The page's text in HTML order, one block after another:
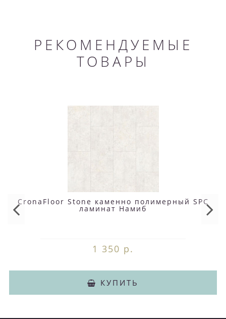
РЕКОМЕНДУЕМЫЕ
ТОВАРЫ
CronaFloor Stone каменно полимерный SPC
ламинат Намиб
1 350 р.
КУПИТЬ